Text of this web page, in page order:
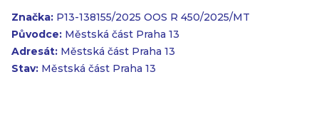
Značka: P13-138155/2025 OOS R 450/2025/MT
Původce: Městská část Praha 13
Adresát: Městská část Praha 13
Stav: Městská část Praha 13